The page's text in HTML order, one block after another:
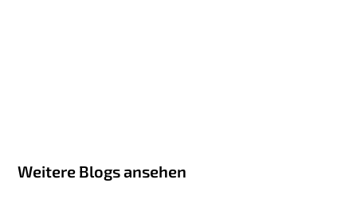
Weitere Blogs ansehen